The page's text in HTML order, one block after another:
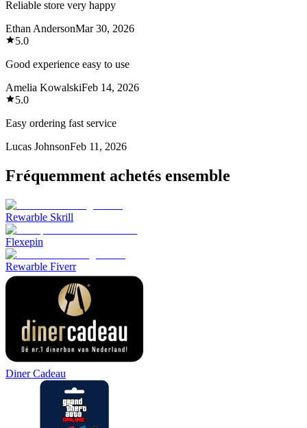
Reliable store very happy
Ethan AndersonMar 30, 2026
5.0
Good experience easy to use
Amelia KowalskiFeb 14, 2026
5.0
Easy ordering fast service
Lucas JohnsonFeb 11, 2026
Fréquemment achetés ensemble
Rewarble Skrill
Flexepin
Rewarble Fiverr
Diner Cadeau